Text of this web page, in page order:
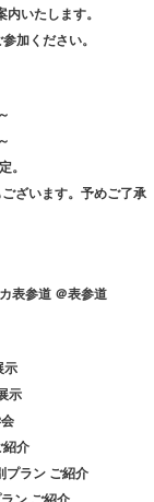
いたします。
加ください。
。
ざいます。予めご了承
表参道 ＠表参道
示
示
紹介
プラン ご紹介